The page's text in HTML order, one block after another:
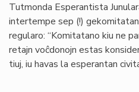
Tutmonda Esperantista
intertempe sep (!)
regularo: “Komitatano kiu ne
retajn voĉdonojn estas
tiuj, iu havas la esperantan